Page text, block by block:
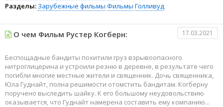
Разделы: Зарубежные фильмы Фильмы Голливуд
О чем Фильм Рустер Когберн: 17.03.2021
Беспощадные бандиты похитили груз взрывоопасного
нитроглицерина и устроили резню в деревне, в результате чего
погибли многие местные жители и священник. Дочь священника,
Юла Гуднайт, полна решимости отомстить бандитам. Когберну
поручено выследить шайку. К его большому неудовольствию
оказывается, что Гуднайт намерена составить ему компанию...